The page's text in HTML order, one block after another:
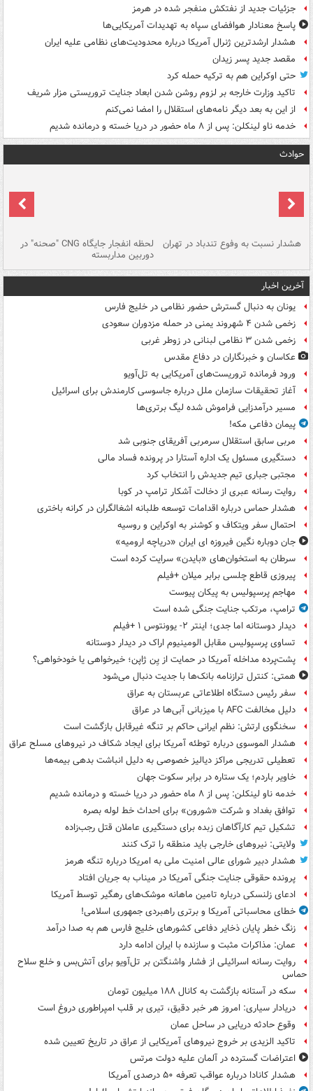
جزئیات جدید از نفتکش منفجر شده در هرمز
پاسخ معنادار هوافضای سپاه به تهدیدات آمریکایی‌ها
هشدار ارشدترین ژنرال آمریکا درباره محدودیت‌های نظامی علیه ایران
مقصد جدید پسر زیدان
حتی اوکراین هم به ترکیه حمله کرد
تاکید وزارت خارجه بر لزوم روشن شدن ابعاد جنایت تروریستی مزار شریف
از این به بعد دیگر نامه‌های استقلال را امضا نمی‌کنم
خدمه ناو لینکلن: پس از ۸ ماه حضور در دریا خسته و درمانده‌ شدیم
حوادث
هشدار نسبت به وفوع تندباد در تهران لحظه انفجار جایگاه CNG "صحنه" در
دوربین مداربسته
آخرین اخبار
یونان به دنبال گسترش حضور نظامی در خلیج فارس
زخمی شدن ۴ شهروند یمنی در حمله مزدوران سعودی
زخمی شدن ۳ نظامی لبنانی در زوطر غربی
عکاسان و خبرنگاران در دفاع مقدس
ورود فرمانده تروریست‌های آمریکایی به تل‌آویو
آغاز تحقیقات سازمان ملل درباره جاسوسی کارمندش برای اسرائیل
مسیر درآمدزایی فراموش شده لیگ برتری‌ها
پیمان دفاعی مکه!
مربی سابق استقلال سرمربی آفریقای جنوبی شد
دستگیری مسئول یک اداره آستارا در پرونده فساد مالی
مجتبی جباری تیم جدیدش را انتخاب کرد
روایت رسانه عبری از دخالت آشکار ترامپ در کوبا
هشدار حماس درباره اقدامات توسعه طلبانه اشغالگران در کرانه باختری
احتمال سفر ویتکاف و کوشنر به اوکراین و روسیه
جان دوباره نگین فیروزه ای ایران «دریاچه ارومیه»
سرطان به استخوان‌های «بایدن» سرایت کرده است
پیروزی قاطع چلسی برابر میلان +فیلم
مهاجم پرسپولیس به پیکان پیوست
ترامپ، مرتکب جنایت جنگی شده است
دیدار دوستانه اما جدی؛ اینتر ۲- یوونتوس ۱ +فیلم
تساوی پرسپولیس مقابل الومینیوم اراک در دیدار دوستانه
پشت‌پرده مداخله آمریکا در حمایت از یِن ژاپن؛ خیرخواهی یا خودخواهی؟
همتی: کنترل ترازنامه بانک‌ها با جدیت دنبال می‌شود
سفر رئیس دستگاه اطلاعاتی عربستان به عراق
دلیل مخالفت AFC با میزبانی آبی‌ها در عراق
سخنگوی ارتش: نظم ایرانی حاکم بر تنگه غیرقابل بازگشت است
هشدار الموسوی درباره توطئه آمریکا برای ایجاد شکاف در نیروهای مسلح عراق
تعطیلی تدریجی مراکز دیالیز خصوصی به دلیل انباشت بدهی بیمه‌ها
خاویر باردم؛ یک ستاره در برابر سکوت جهان
خدمه ناو لینکلن: پس از ۸ ماه حضور در دریا خسته و درمانده‌ شدیم
توافق بغداد و شرکت «شورون» برای احداث خط لوله بصره
تشکیل تیم کارآگاهان زبده برای دستگیری عاملان قتل رجب‌زاده
ولایتی: نیروهای خارجی باید منطقه را ترک کنند
هشدار دبیر شورای عالی امنیت ملی به امریکا درباره تنگه هرمز
پرونده حقوقی جنایت جنگی آمریکا در میناب به جریان افتاد
ادعای زلنسکی درباره تامین ماهانه موشک‌های رهگیر توسط آمریکا
خطای محاسباتی آمریکا و برتری راهبردی جمهوری اسلامی!
زنگ خطر پایان ذخایر دفاعی کشورهای خلیج فارس هم به صدا درآمد
عمان: مذاکرات مثبت و سازنده با ایران ادامه دارد
روایت رسانه اسرائیلی از فشار واشنگتن بر تل‌آویو برای آتش‌بس و خلع سلاح
حماس
سکه در آستانه بازگشت به کانال ۱۸۸ میلیون تومان
دریادار سیاری: امروز هر خبر دقیق، تیری بر قلب امپراطوری دروغ است
وقوع حادثه دریایی در ساحل عمان
تاکید الزیدی بر خروج نیروهای آمریکایی از عراق در تاریخ تعیین شده
اعتراضات گسترده در آلمان علیه دولت مرتس
هشدار کانادا درباره عواقب تعرفه ۵۰ درصدی آمریکا